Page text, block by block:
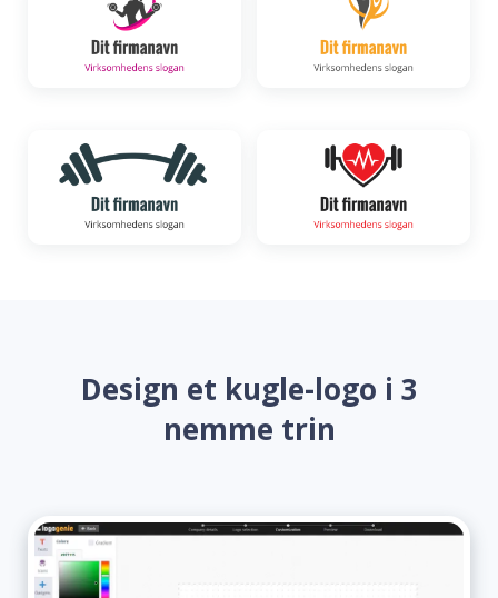
Design et kugle-logo i 3
nemme trin